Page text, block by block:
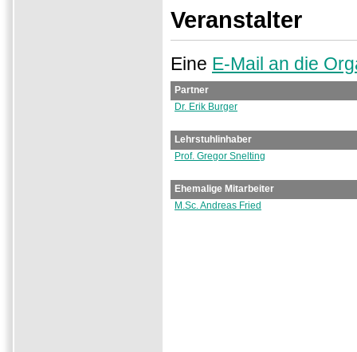
Veranstalter
Eine E-Mail an die
Partner
Dr. Erik Burger
Lehrstuhlinhaber
Prof. Gregor Snelting
Ehemalige Mitarbeiter
M.Sc. Andreas Fried